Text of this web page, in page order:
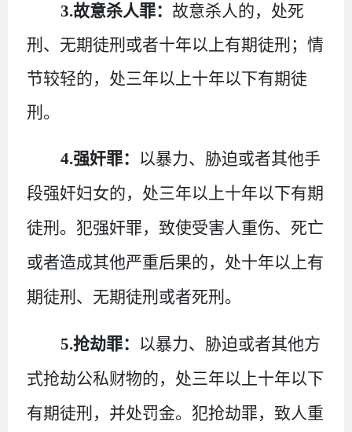
3.故意杀人罪： 故意杀人的，处死
刑、无期徒刑或者十年以上有期徒刑；情
节较轻的，处三年以上十年以下有期徒
刑。
4.强奸罪： 以暴力、胁迫或者其他手
段强奸妇女的，处三年以上十年以下有期
徒刑。犯强奸罪，致使受害人重伤、死亡
或者造成其他严重后果的，处十年以上有
期徒刑、无期徒刑或者死刑。
5.抢劫罪： 以暴力、胁迫或者其他方
式抢劫公私财物的，处三年以上十年以下
有期徒刑，并处罚金。犯抢劫罪，致人重